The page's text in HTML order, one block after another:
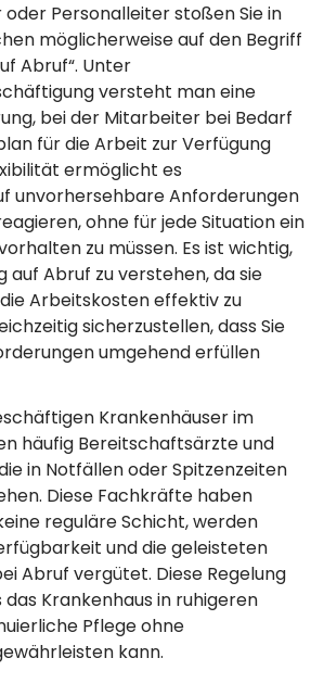
Personalleiter stoßen Sie in
möglicherweise auf den Begriff
Abruf“. Unter
versteht man eine
bei der Mitarbeiter bei Bedarf
für die Arbeit zur Verfügung
ermöglicht es
unvorhersehbare Anforderungen
ohne für jede Situation ein
zu müssen. Es ist wichtig,
auf Abruf zu verstehen, da sie
Arbeitskosten effektiv zu
sicherzustellen, dass Sie
umgehend erfüllen
Krankenhäuser im
häufig Bereitschaftsärzte und
in Notfällen oder Spitzenzeiten
Diese Fachkräfte haben
reguläre Schicht, werden
und die geleisteten
Abruf vergütet. Diese Regelung
Krankenhaus in ruhigeren
Pflege ohne
kann.